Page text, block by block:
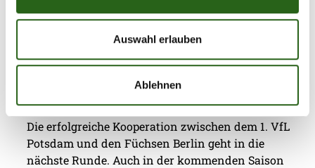
Auswahl erlauben
Ablehnen
08.07.2026 | Jugend | ap
Drei Jungfüchse per Leihe zum 1. VfL
Die erfolgreiche Kooperation zwischen dem 1. VfL
Potsdam und den Füchsen Berlin geht in die
nächste Runde. Auch in der kommenden Saison